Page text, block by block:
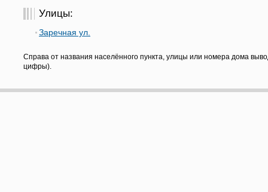
Улицы:
Заречная ул.
Справа от названия населённого пункта, улицы или номера дома
цифры).